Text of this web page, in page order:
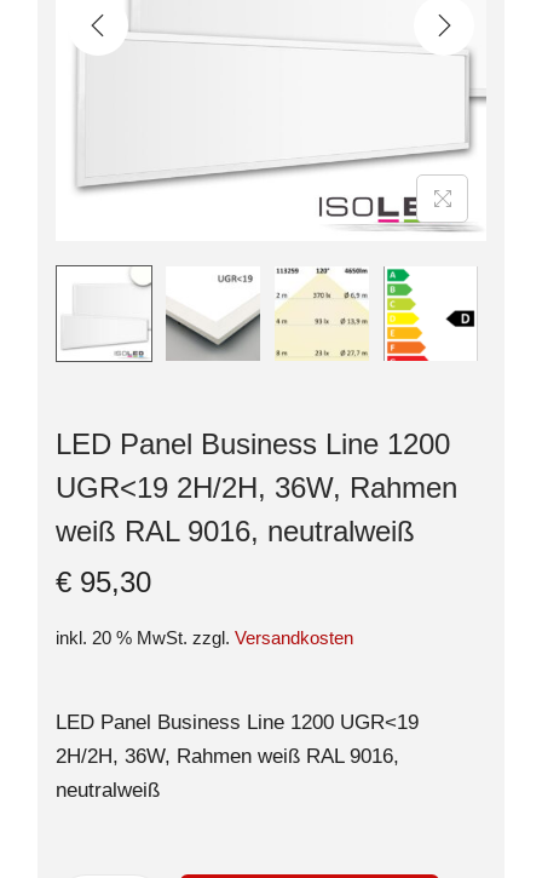
LED Panel Business Line 1200
UGR<19 2H/2H, 36W, Rahmen
weiß RAL 9016, neutralweiß
€ 95,30
inkl. 20 % MwSt. zzgl. Versandkosten
LED Panel Business Line 1200 UGR<19
2H/2H, 36W, Rahmen weiß RAL 9016,
neutralweiß